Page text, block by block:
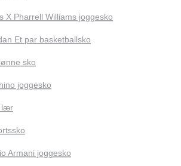
X Pharrell Williams joggesko
Et par basketballsko
sko
joggesko
lær
Armani joggesko